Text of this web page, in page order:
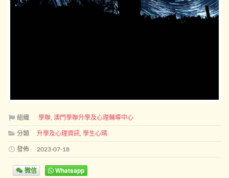
組織 學聯 澳門學聯升學及心理輔導中心
分類 升學及心理資訊 學生心晴
發佈 2023-07-18
微信 Whatsapp